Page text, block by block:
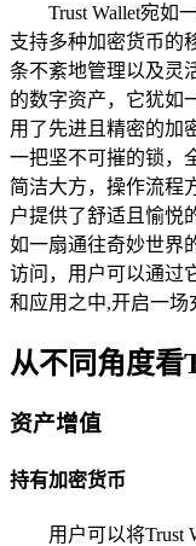
Trust Wallet宛如
支持多种加密货币的
条不紊地管理以及灵
的数字资产，它犹如
用了先进且精密的加
一把坚不可摧的锁，
简洁大方，操作流程
户提供了舒适且愉悦
如一扇通往奇妙世界
访问，用户可以通过
和应用之中,开启一场
从不同角度看
资产增值
持有加密货币
用户可以将Trust